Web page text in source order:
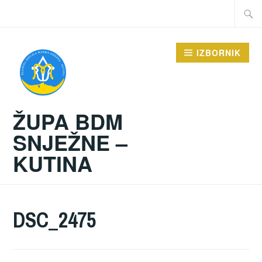
Traži:
ŽUPA BDM
SNJEŽNE –
KUTINA
IZBORNIK
DSC_2475